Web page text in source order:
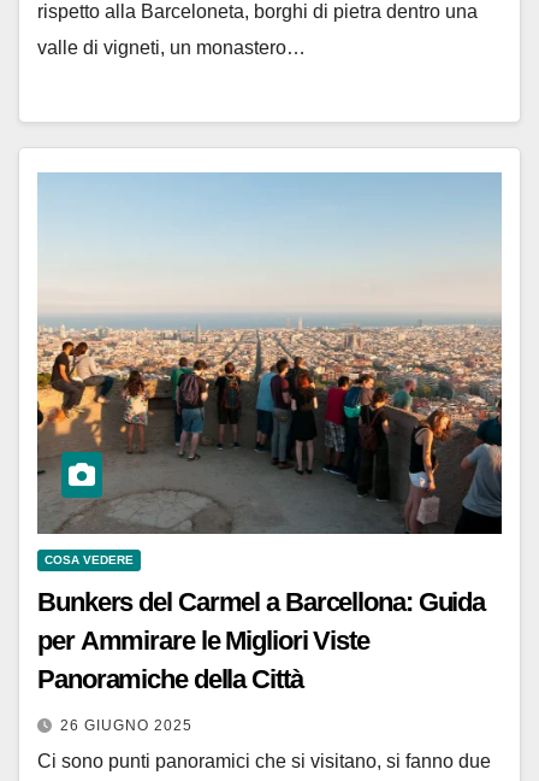
rispetto alla Barceloneta, borghi di pietra dentro una
valle di vigneti, un monastero…
COSA VEDERE
Bunkers del Carmel a Barcellona: Guida
per Ammirare le Migliori Viste
Panoramiche della Città
26 GIUGNO 2025
Ci sono punti panoramici che si visitano, si fanno due